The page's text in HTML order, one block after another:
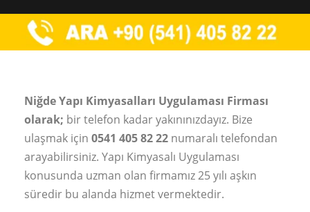
Niğde Yapı Kimyasalları Uygulaması Firması
olarak; bir telefon kadar yakınınızdayız. Bize
ulaşmak için 0541 405 82 22 numaralı telefondan
arayabilirsiniz. Yapı Kimyasalı Uygulaması
konusunda uzman olan firmamız 25 yılı aşkın
süredir bu alanda hizmet vermektedir.